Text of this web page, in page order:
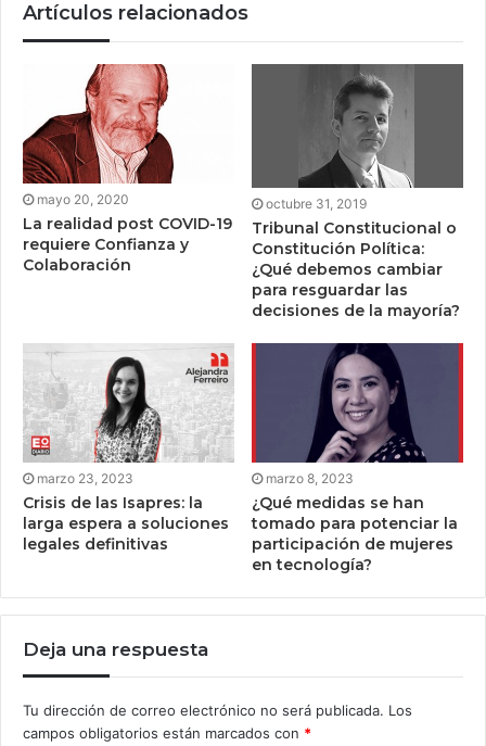
Artículos relacionados
mayo 20, 2020
La realidad post COVID-19
requiere Confianza y
Colaboración
octubre 31, 2019
Tribunal Constitucional o
Constitución Política:
¿Qué debemos cambiar
para resguardar las
decisiones de la mayoría?
marzo 23, 2023
Crisis de las Isapres: la
larga espera a soluciones
legales definitivas
marzo 8, 2023
¿Qué medidas se han
tomado para potenciar la
participación de mujeres
en tecnología?
Deja una respuesta
Tu dirección de correo electrónico no será publicada. Los
campos obligatorios están marcados con *